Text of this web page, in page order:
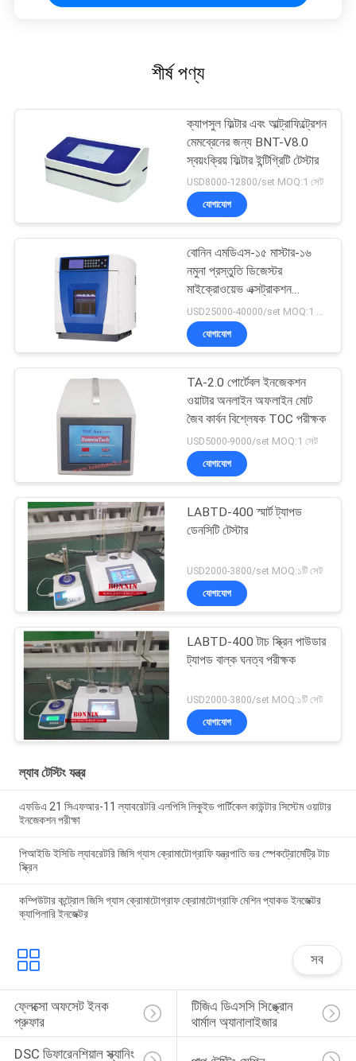
শীর্ষ পণ্য
ক্যাপসুল ফিল্টার এবং আল্ট্রাফিল্ট্রেশন
মেমব্রেনের জন্য BNT-V8.0
স্বয়ংক্রিয় ফিল্টার ইন্টিগ্রিটি টেস্টার
USD8000-12800/set MOQ:1 সেট
যোগাযোগ
বোনিন এমডিএস-১৫ মাস্টার-১৬
নমুনা প্রস্তুতি ডিজেস্টর
মাইক্রোওয়েভ এক্সট্রাকশন
ডিজেস্টর সিস্টেম
USD25000-40000/set MOQ:1 সেট
যোগাযোগ
TA-2.0 পোর্টেবল ইনজেকশন
ওয়াটার অনলাইন অফলাইন মোট
জৈব কার্বন বিশ্লেষক TOC পরীক্ষক
USD5000-9000/set MOQ:1 সেট
যোগাযোগ
LABTD-400 স্মার্ট ট্যাপড
ডেনসিটি টেস্টার
USD2000-3800/set MOQ:১টি সেট
যোগাযোগ
LABTD-400 টাচ স্ক্রিন পাউডার
ট্যাপড বাল্ক ঘনত্ব পরীক্ষক
USD2000-3800/set MOQ:১টি সেট
যোগাযোগ
ল্যাব টেস্টিং যন্ত্র
এফডিএ 21 সিএফআর-11 ল্যাবরেটরি এলপিসি লিকুইড পার্টিকেল কাউন্টার সিস্টেম ওয়াটার
ইনজেকশন পরীক্ষা
পিআইডি ইসিডি ল্যাবরেটরি জিসি গ্যাস ক্রোমাটোগ্রাফি যন্ত্রপাতি ভর স্পেকট্রোমেট্রি টাচ
স্ক্রিন
কম্পিউটার কন্ট্রোল জিসি গ্যাস ক্রোমাটোগ্রাফ ক্রোমাটোগ্রাফি মেশিন প্যাকড ইনজেক্টর
ক্যাপিলারি ইনজেক্টর
সব
ফ্লেক্সো অফসেট ইনক
প্রুফার
টিজিএ ডিএসসি সিঙ্ক্রোন
থার্মাল অ্যানালাইজার
DSC ডিফারেনশিয়াল স্ক্যানিং